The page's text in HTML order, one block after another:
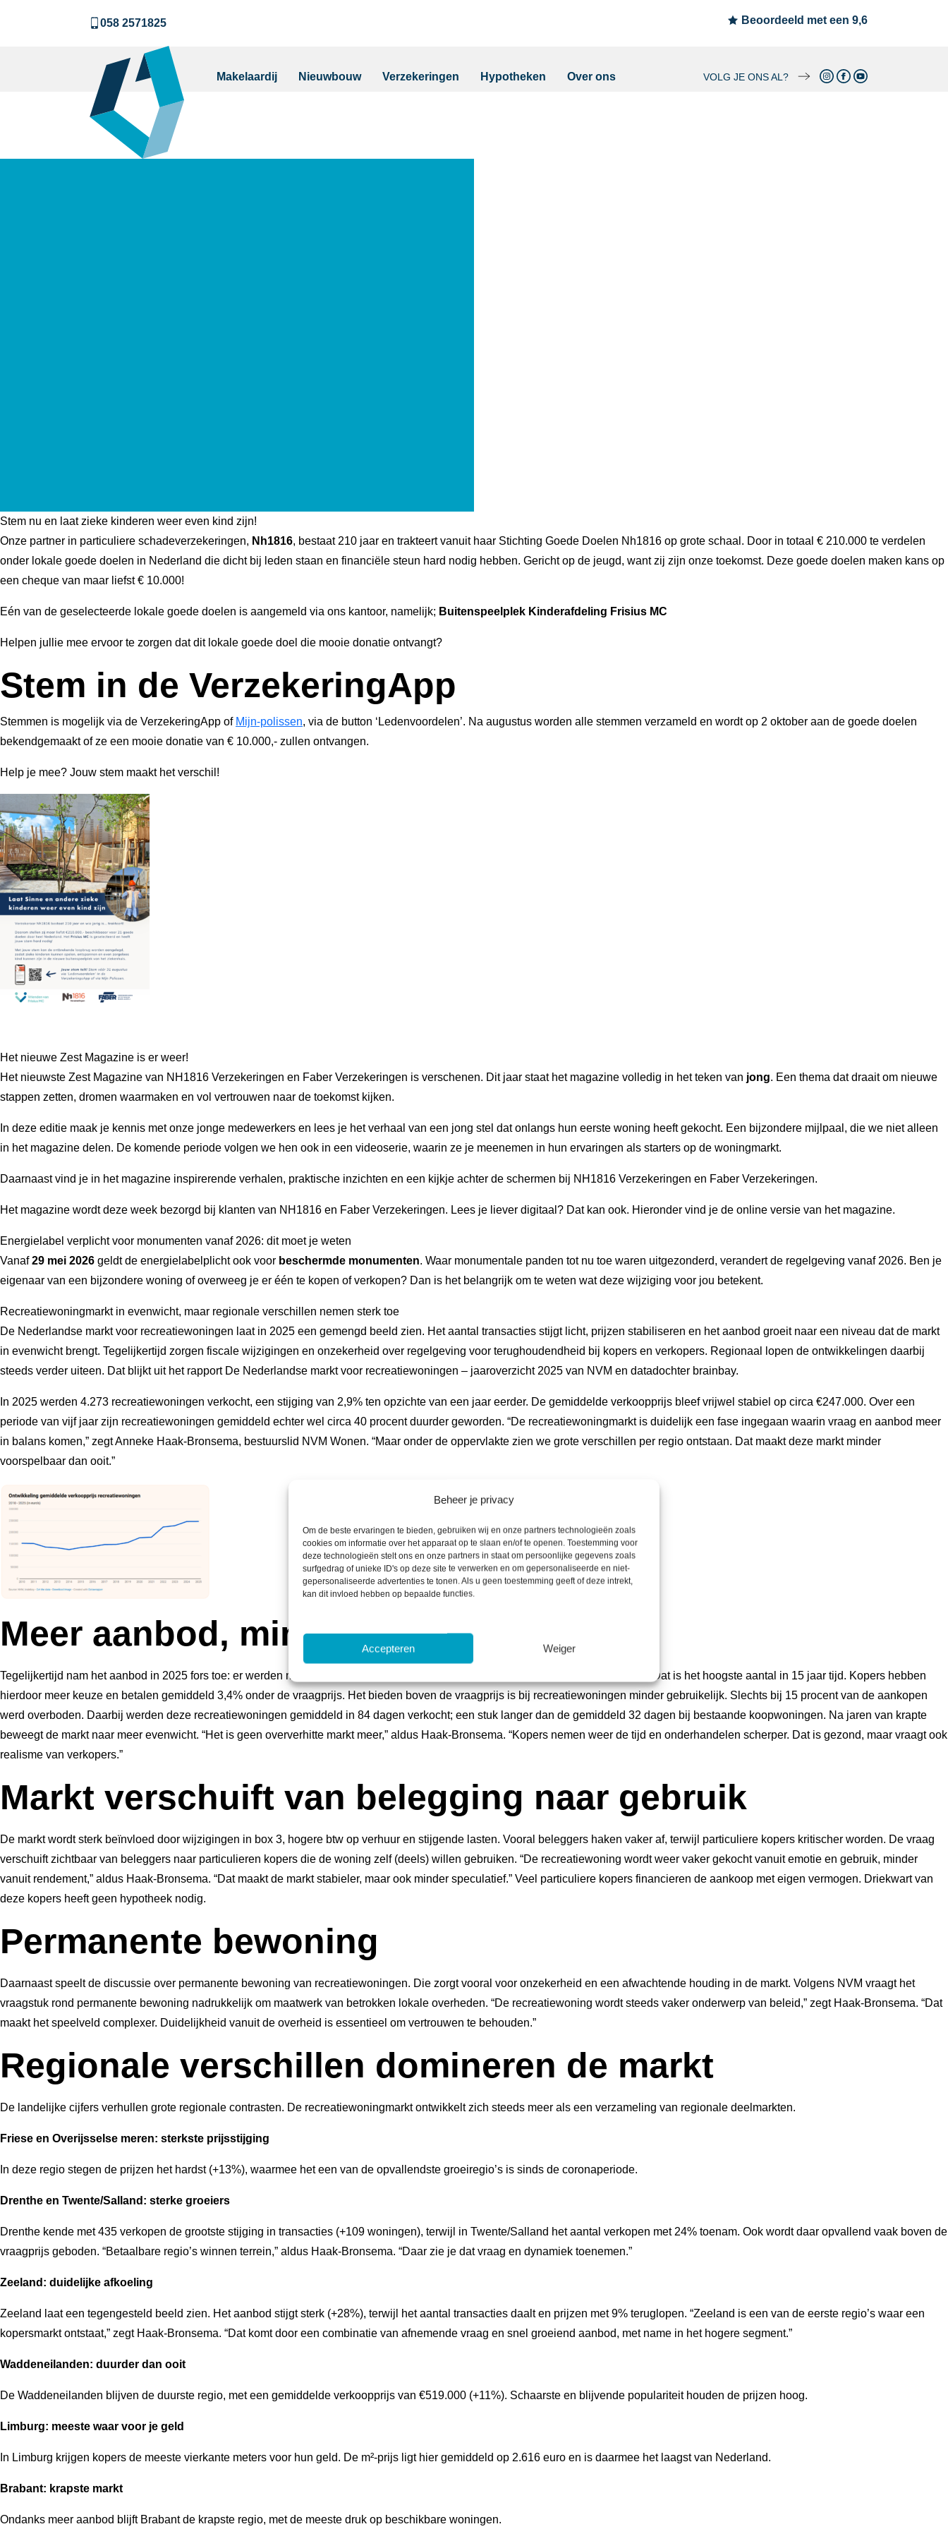
Beheer je privacy
Om de beste ervaringen te bieden, gebruiken wij en onze partners technologieën zoals
cookies om informatie over het apparaat op te slaan en/of te openen. Toestemming voor
deze technologieën stelt ons en onze partners in staat om persoonlijke gegevens zoals
surfgedrag of unieke ID's op deze site te verwerken en om gepersonaliseerde en niet-
gepersonaliseerde advertenties te tonen. Als u geen toestemming geeft of deze intrekt,
kan dit invloed hebben op bepaalde functies.
Accepteren Weiger
058 2571825 Beoordeeld met een 9,6
Makelaardij Nieuwbouw Verzekeringen Hypotheken Over ons VOLG JE ONS AL?
Stem nu en laat zieke kinderen weer even kind zijn!
Onze partner in particuliere schadeverzekeringen, Nh1816, bestaat 210 jaar en trakteert vanuit haar Stichting Goede Doelen Nh1816 op grote schaal. Door in totaal € 210.000 te verdelen
onder lokale goede doelen in Nederland die dicht bij leden staan en financiële steun hard nodig hebben. Gericht op de jeugd, want zij zijn onze toekomst. Deze goede doelen maken kans op
een cheque van maar liefst € 10.000!
Eén van de geselecteerde lokale goede doelen is aangemeld via ons kantoor, namelijk; Buitenspeelplek Kinderafdeling Frisius MC
Helpen jullie mee ervoor te zorgen dat dit lokale goede doel die mooie donatie ontvangt?
Stem in de VerzekeringApp
Stemmen is mogelijk via de VerzekeringApp of Mijn-polissen, via de button ‘Ledenvoordelen’. Na augustus worden alle stemmen verzameld en wordt op 2 oktober aan de goede doelen
bekendgemaakt of ze een mooie donatie van € 10.000,- zullen ontvangen.
Help je mee? Jouw stem maakt het verschil!
Het nieuwe Zest Magazine is er weer!
Het nieuwste Zest Magazine van NH1816 Verzekeringen en Faber Verzekeringen is verschenen. Dit jaar staat het magazine volledig in het teken van jong. Een thema dat draait om nieuwe
stappen zetten, dromen waarmaken en vol vertrouwen naar de toekomst kijken.
In deze editie maak je kennis met onze jonge medewerkers en lees je het verhaal van een jong stel dat onlangs hun eerste woning heeft gekocht. Een bijzondere mijlpaal, die we niet alleen
in het magazine delen. De komende periode volgen we hen ook in een videoserie, waarin ze je meenemen in hun ervaringen als starters op de woningmarkt.
Daarnaast vind je in het magazine inspirerende verhalen, praktische inzichten en een kijkje achter de schermen bij NH1816 Verzekeringen en Faber Verzekeringen.
Het magazine wordt deze week bezorgd bij klanten van NH1816 en Faber Verzekeringen. Lees je liever digitaal? Dat kan ook. Hieronder vind je de online versie van het magazine.
Energielabel verplicht voor monumenten vanaf 2026: dit moet je weten
Vanaf29 mei 2026 geldt de energielabelplicht ook voor beschermde monumenten. Waar monumentale panden tot nu toe waren uitgezonderd, verandert de regelgeving vanaf 2026. Ben je
eigenaar van een bijzondere woning of overweeg je er één te kopen of verkopen? Dan is het belangrijk om te weten wat deze wijziging voor jou betekent.
Recreatiewoningmarkt in evenwicht, maar regionale verschillen nemen sterk toe
De Nederlandse markt voor recreatiewoningen laat in 2025 een gemengd beeld zien. Het aantal transacties stijgt licht, prijzen stabiliseren en het aanbod groeit naar een niveau dat de markt
in evenwicht brengt. Tegelijkertijd zorgen fiscale wijzigingen en onzekerheid over regelgeving voor terughoudendheid bij kopers en verkopers. Regionaal lopen de ontwikkelingen daarbij
steeds verder uiteen. Dat blijkt uit het rapport De Nederlandse markt voor recreatiewoningen – jaaroverzicht 2025 van NVM en datadochter brainbay.
In 2025 werden 4.273 recreatiewoningen verkocht, een stijging van 2,9% ten opzichte van een jaar eerder. De gemiddelde verkoopprijs bleef vrijwel stabiel op circa €247.000. Over een
periode van vijf jaar zijn recreatiewoningen gemiddeld echter wel circa 40 procent duurder geworden. “De recreatiewoningmarkt is duidelijk een fase ingegaan waarin vraag en aanbod meer
in balans komen,” zegt Anneke Haak-Bronsema, bestuurslid NVM Wonen. “Maar onder de oppervlakte zien we grote verschillen per regio ontstaan. Dat maakt deze markt minder
voorspelbaar dan ooit.”
Meer aanbod, minder overbiedingen
Tegelijkertijd nam het aanbod in 2025 fors toe: er werden meer dan 2.700 recreatiewoningen te koop gezet via een NVM-makelaar. Dat is het hoogste aantal in 15 jaar tijd. Kopers hebben
hierdoor meer keuze en betalen gemiddeld 3,4% onder de vraagprijs. Het bieden boven de vraagprijs is bij recreatiewoningen minder gebruikelijk. Slechts bij 15 procent van de aankopen
werd overboden. Daarbij werden deze recreatiewoningen gemiddeld in 84 dagen verkocht; een stuk langer dan de gemiddeld 32 dagen bij bestaande koopwoningen. Na jaren van krapte
beweegt de markt naar meer evenwicht. “Het is geen oververhitte markt meer,” aldus Haak-Bronsema. “Kopers nemen weer de tijd en onderhandelen scherper. Dat is gezond, maar vraagt ook
realisme van verkopers.”
Markt verschuift van belegging naar gebruik
De markt wordt sterk beïnvloed door wijzigingen in box 3, hogere btw op verhuur en stijgende lasten. Vooral beleggers haken vaker af, terwijl particuliere kopers kritischer worden. De vraag
verschuift zichtbaar van beleggers naar particulieren kopers die de woning zelf (deels) willen gebruiken. “De recreatiewoning wordt weer vaker gekocht vanuit emotie en gebruik, minder
vanuit rendement,” aldus Haak-Bronsema. “Dat maakt de markt stabieler, maar ook minder speculatief.” Veel particuliere kopers financieren de aankoop met eigen vermogen. Driekwart van
deze kopers heeft geen hypotheek nodig.
Permanente bewoning
Daarnaast speelt de discussie over permanente bewoning van recreatiewoningen. Die zorgt vooral voor onzekerheid en een afwachtende houding in de markt. Volgens NVM vraagt het
vraagstuk rond permanente bewoning nadrukkelijk om maatwerk van betrokken lokale overheden. “De recreatiewoning wordt steeds vaker onderwerp van beleid,” zegt Haak-Bronsema. “Dat
maakt het speelveld complexer. Duidelijkheid vanuit de overheid is essentieel om vertrouwen te behouden.”
Regionale verschillen domineren de markt
De landelijke cijfers verhullen grote regionale contrasten. De recreatiewoningmarkt ontwikkelt zich steeds meer als een verzameling van regionale deelmarkten.
Friese en Overijsselse meren: sterkste prijsstijging
In deze regio stegen de prijzen het hardst (+13%), waarmee het een van de opvallendste groeiregio’s is sinds de coronaperiode.
Drenthe en Twente/Salland: sterke groeiers
Drenthe kende met 435 verkopen de grootste stijging in transacties (+109 woningen), terwijl in Twente/Salland het aantal verkopen met 24% toenam. Ook wordt daar opvallend vaak boven de
vraagprijs geboden. “Betaalbare regio’s winnen terrein,” aldus Haak-Bronsema. “Daar zie je dat vraag en dynamiek toenemen.”
Zeeland: duidelijke afkoeling
Zeeland laat een tegengesteld beeld zien. Het aanbod stijgt sterk (+28%), terwijl het aantal transacties daalt en prijzen met 9% teruglopen. “Zeeland is een van de eerste regio’s waar een
kopersmarkt ontstaat,” zegt Haak-Bronsema. “Dat komt door een combinatie van afnemende vraag en snel groeiend aanbod, met name in het hogere segment.”
Waddeneilanden: duurder dan ooit
De Waddeneilanden blijven de duurste regio, met een gemiddelde verkoopprijs van €519.000 (+11%). Schaarste en blijvende populariteit houden de prijzen hoog.
Limburg: meeste waar voor je geld
In Limburg krijgen kopers de meeste vierkante meters voor hun geld. De m²-prijs ligt hier gemiddeld op 2.616 euro en is daarmee het laagst van Nederland.
Brabant: krapste markt
Ondanks meer aanbod blijft Brabant de krapste regio, met de meeste druk op beschikbare woningen.